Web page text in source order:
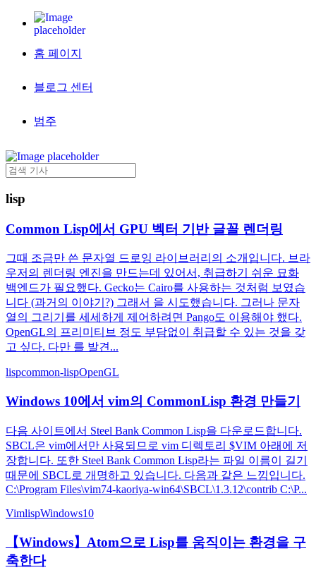
홈 페이지
블로그 센터
범주
lisp
Common Lisp에서 GPU 벡터 기반 글꼴 렌더링
그때 조금만 쓴 문자열 드로잉 라이브러리의 소개입니다. 브라
우저의 렌더링 엔진을 만드는데 있어서, 취급하기 쉬운 묘화
백엔드가 필요했다. Gecko는 Cairo를 사용하는 것처럼 보였습
니다 (과거의 이야기?) 그래서 을 시도했습니다. 그러나 문자
열의 그리기를 세세하게 제어하려면 Pango도 이용해야 했다.
OpenGL의 프리미티브 정도 부담없이 취급할 수 있는 것을 갖
고 싶다. 다만 를 발견...
lispcommon-lispOpenGL
Windows 10에서 vim의 CommonLisp 환경 만들기
다음 사이트에서 Steel Bank Common Lisp을 다운로드합니다.
SBCL은 vim에서만 사용되므로 vim 디렉토리 $VIM 아래에 저
장합니다. 또한 Steel Bank Common Lisp라는 파일 이름이 길기
때문에 SBCL로 개명하고 있습니다. 다음과 같은 느낌입니다.
C:\Program Files\vim74-kaoriya-win64\SBCL\1.3.12\contrib C:\P...
VimlispWindows10
【Windows】Atom으로 Lisp를 움직이는 환경을 구
축한다